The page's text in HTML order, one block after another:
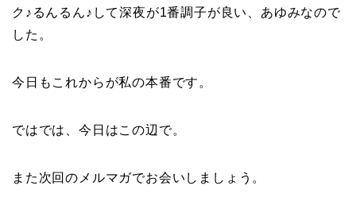
ク♪るんるん♪して深夜が1番調子が良い、あゆみなので
した。
今日もこれからが私の本番です。
ではでは、今日はこの辺で。
また次回のメルマガでお会いしましょう。